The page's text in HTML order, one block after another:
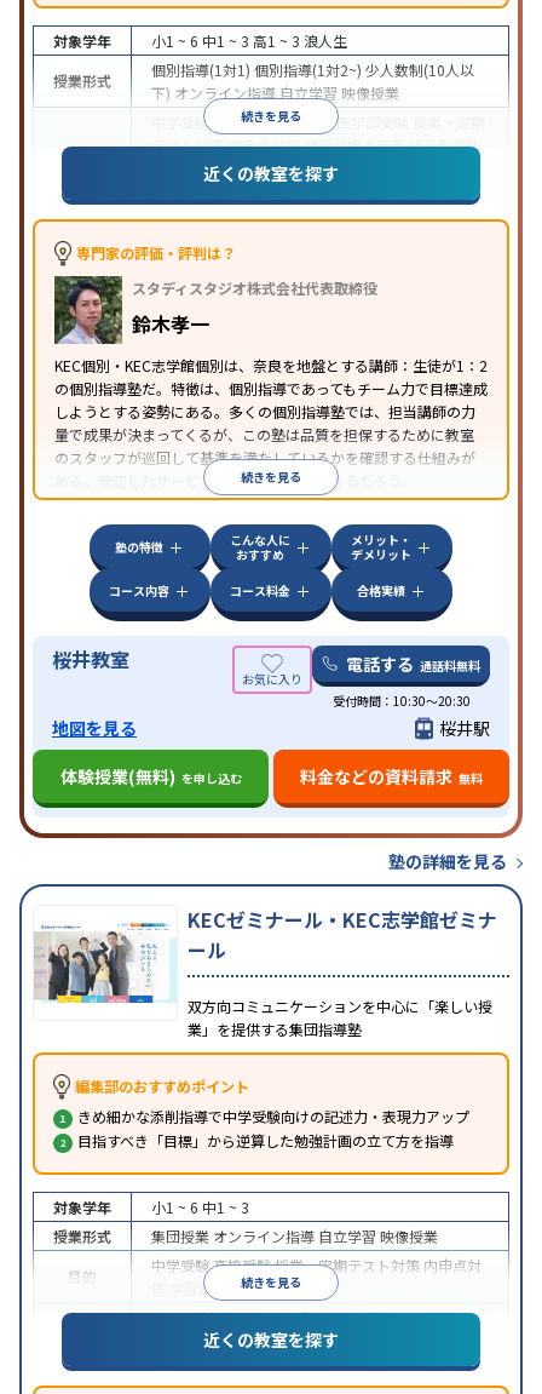
続きを見る
対象学年 小1 ~ 6 中1 ~ 3 高1 ~ 3 浪人生
授業形式
個別指導(1対1) 個別指導(1対2~) 少人数制(10人以
下) オンライン指導自立学習 映像授業
中学受験 高校受験大学受験 医学部受験
テスト対策内申点対策学習習慣の定着総合型選抜
(旧AO)対策推薦入試対策学校別特化対策
特徴
中高一貫校生に対応授業の振替可能学習にPC・タ
ブレットを利用
季節講習のみの受講可
近くの教室を探す
専門家の評価・評判は？
スタディスタジオ株式会社代表取締役
鈴木孝一
KEC個別・KEC志学館個別は、奈良を地盤とする講師：生徒が1：2
の個別指導塾だ。特徴は、個別指導であってもチーム力で目標達成
しようとする姿勢にある。多くの個別指導塾では、担当講師の力
量で成果が決まってくるが、この塾は品質を担保するために教室
のスタッフが巡回して基準を満たしているかを確認する仕組みが
ある。安定したサービスを受けることができるだろう。
続きを見る
塾の特徴
こんな人に
おすすめ
メリット・
デメリット
コース内容
コース料金 合格実績
桜井教室 電話する 通話料無料
受付時間：10:30～20:30
地図を見る
桜井駅
体験授業(無料) を申し込む 料金などの資料請求 無料
塾の詳細を見る
KECゼミナール・KEC志学館ゼミナ
ール
双方向コミュニケーションを中心に「楽しい授
業」を提供する集団指導塾
編集部のおすすめポイント
きめ細かな添削指導で中学受験向けの記述力・表現力アップ
目指すべき「目標」から逆算した勉強計画の立て方を指導
続きを見る
対象学年 小1 ~ 6 中1 ~ 3
授業形式
集団授業 オンライン指導 自立学習 映像授業
目的
中学受験高校受験授業・定期テスト対策 内申点対
学習習慣の定着
中高一貫校生に対応入塾に学力基準あり学習に
PC・タブレットを利用オンライン対応
みの受講可自習室あり
近くの教室を探す